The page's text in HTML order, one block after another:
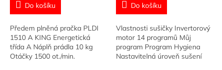
4,0
5
hvězdiček.
Do košíku
Předem plněná pračka PLDI
1510 A KING Energetická
třída A Náplň prádla 10 kg
Otáčky 1500 ot./min.
5,0
5
hvězdiček.
Do košíku
Vlastnosti sušičky Invertorový
motor 14 programů Můj
program Program Hygiena
Nastavitelná úroveň sušení